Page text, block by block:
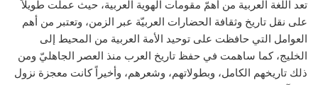
تعد اللغة العربية من أهمّ مقومات الهوية العربية، حيث عملت طويلاً
على نقل تاريخ وثقافة الحضارات العربيّة عبر الزمن، وتعتبر من أهم
العوامل التي حافظت على توحيد الأمة العربية من المحيط إلى
الخليج، كما ساهمت في حفظ تاريخ العرب منذ العصر الجاهليّ ومن
ذلك تاريخهم الكامل، وبطولاتهم، وشعرهم، وأخيراً كانت معجزة نزول